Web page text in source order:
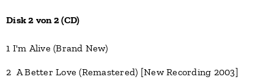
Disk 2 von 2 (CD)
1 I'm Alive (Brand New)
2 A Better Love (Remastered) [New Recording 2003]